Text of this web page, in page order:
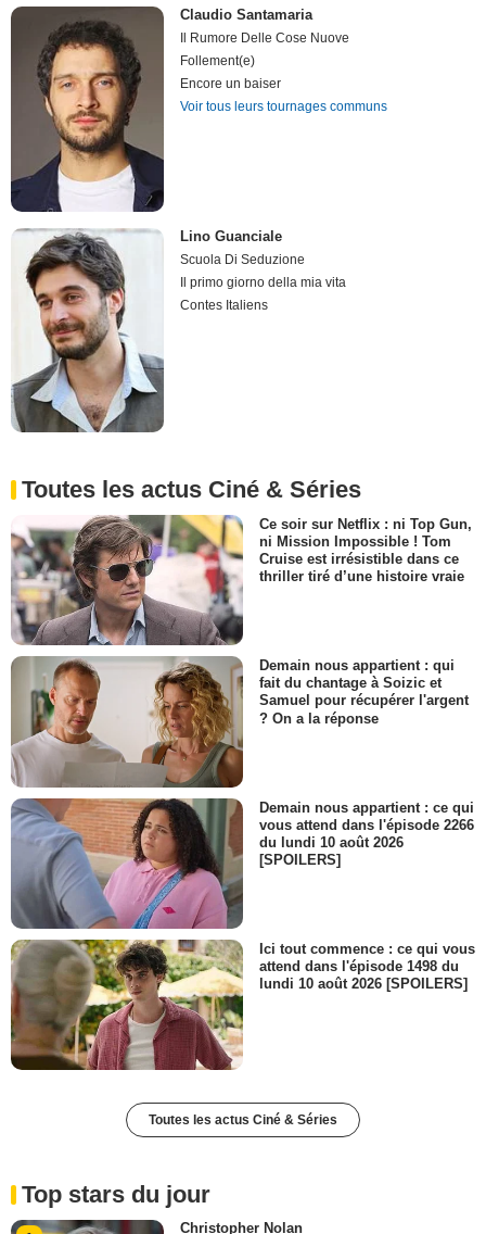
Claudio Santamaria
Il Rumore Delle Cose Nuove
Follement(e)
Encore un baiser
Voir tous leurs tournages communs
Lino Guanciale
Scuola Di Seduzione
Il primo giorno della mia vita
Contes Italiens
Toutes les actus Ciné & Séries
Ce soir sur Netflix : ni Top Gun,
ni Mission Impossible ! Tom
Cruise est irrésistible dans ce
thriller tiré d’une histoire vraie
Demain nous appartient : qui
fait du chantage à Soizic et
Samuel pour récupérer l'argent
? On a la réponse
Demain nous appartient : ce qui
vous attend dans l'épisode 2266
du lundi 10 août 2026
[SPOILERS]
Ici tout commence : ce qui vous
attend dans l'épisode 1498 du
lundi 10 août 2026 [SPOILERS]
Toutes les actus Ciné & Séries
Top stars du jour
Christopher Nolan